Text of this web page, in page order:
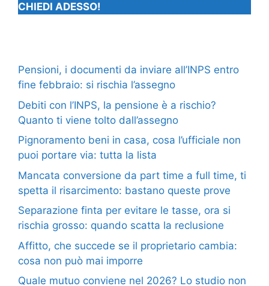
CHIEDI ADESSO!
Pensioni, i documenti da inviare all’INPS entro
fine febbraio: si rischia l’assegno
Debiti con l’INPS, la pensione è a rischio?
Quanto ti viene tolto dall’assegno
Pignoramento beni in casa, cosa l’ufficiale non
puoi portare via: tutta la lista
Mancata conversione da part time a full time, ti
spetta il risarcimento: bastano queste prove
Separazione finta per evitare le tasse, ora si
rischia grosso: quando scatta la reclusione
Affitto, che succede se il proprietario cambia:
cosa non può mai imporre
Quale mutuo conviene nel 2026? Lo studio non